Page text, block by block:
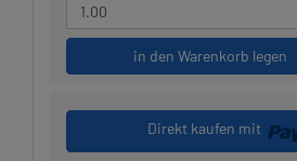
in den Warenkorb legen
Direkt kaufen mit